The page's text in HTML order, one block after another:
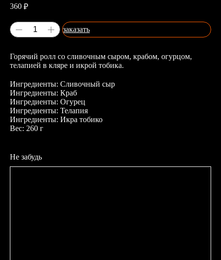
360 ₽
заказать
Горячий ролл со сливочным сыром, крабом, огурцом,
телапией в кляре и икрой тобика.
Ингредиенты: Сливочный сыр
Ингредиенты: Краб
Ингредиенты: Огурец
Ингредиенты: Телапия
Ингредиенты: Икра тобико
Вес: 260 г
Не забудь